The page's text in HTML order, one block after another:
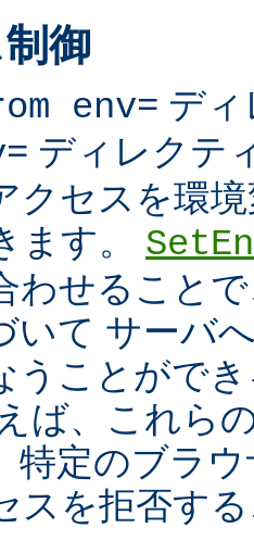
御
env= デ
ディレクテ
クセスを環
ます。
わせること
いて サーバ
うことがで
ば、これら
特定のブラ
スを拒否す